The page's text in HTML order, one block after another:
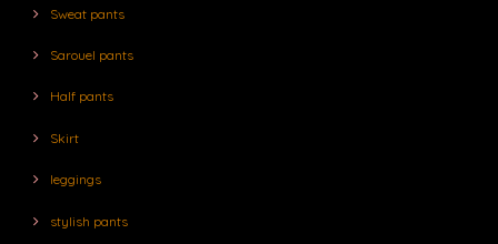
Sweat pants
Sarouel pants
Half pants
Skirt
leggings
stylish pants